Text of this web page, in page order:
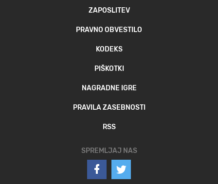
ZAPOSLITEV
PRAVNO OBVESTILO
KODEKS
PIŠKOTKI
NAGRADNE IGRE
PRAVILA ZASEBNOSTI
RSS
SPREMLJAJ NAS